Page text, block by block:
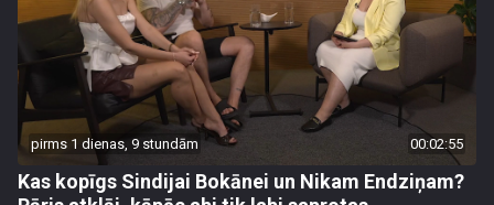
pirms 1 dienas, 9 stundām 00:02:55
Kas kopīgs Sindijai Bokānei un Nikam Endziņam?